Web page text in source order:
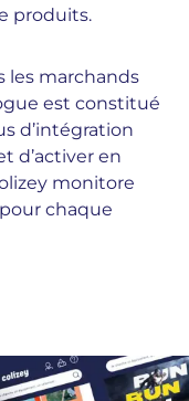
produits.
les marchands
est constitué
d’intégration
d’activer en
monitore
chaque